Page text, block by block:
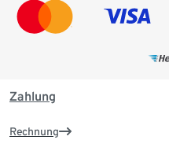
Zahlung
Rechnung